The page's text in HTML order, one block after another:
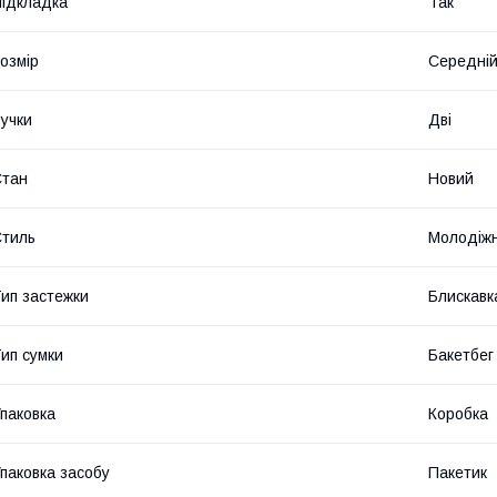
Середній
Дві
Новий
застежки
сумки Бакетбег
Коробка
засобу Пакетик